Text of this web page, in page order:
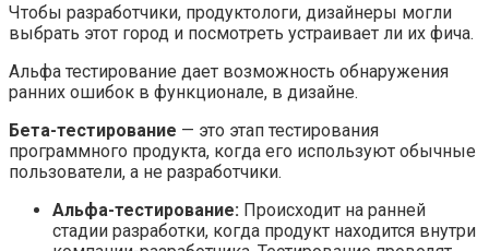
Чтобы разработчики, продуктологи, дизайнеры могли
выбрать этот город и посмотреть устраивает ли их фича.
Альфа тестирование дает возможность обнаружения
ранних ошибок в функционале, в дизайне.
Бета-тестирование — это этап тестирования
программного продукта, когда его используют обычные
пользователи, а не разработчики.
Альфа-тестирование: Происходит на ранней
стадии разработки, когда продукт находится внутри